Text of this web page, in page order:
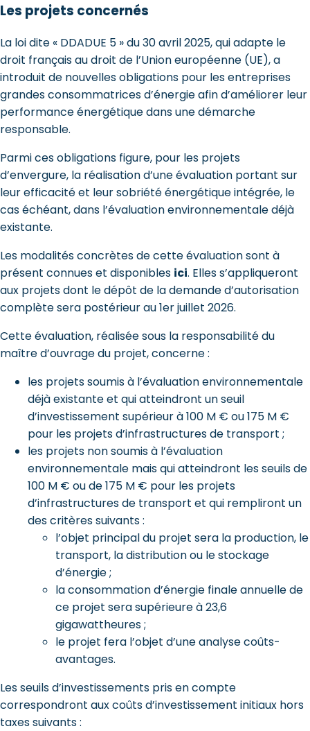
Les projets concernés
La loi dite « DDADUE 5 » du 30 avril 2025, qui adapte le
droit français au droit de l’Union européenne (UE), a
introduit de nouvelles obligations pour les entreprises
grandes consommatrices d’énergie afin d’améliorer leur
performance énergétique dans une démarche
responsable.
Parmi ces obligations figure, pour les projets
d’envergure, la réalisation d’une évaluation portant sur
leur efficacité et leur sobriété énergétique intégrée, le
cas échéant, dans l’évaluation environnementale déjà
existante.
Les modalités concrètes de cette évaluation sont à
présent connues et disponibles ici. Elles s’appliqueront
aux projets dont le dépôt de la demande d’autorisation
complète sera postérieur au 1er juillet 2026.
Cette évaluation, réalisée sous la responsabilité du
maître d’ouvrage du projet, concerne :
les projets soumis à l’évaluation environnementale
déjà existante et qui atteindront un seuil
d’investissement supérieur à 100 M € ou 175 M €
pour les projets d’infrastructures de transport ;
les projets non soumis à l’évaluation
environnementale mais qui atteindront les seuils de
100 M € ou de 175 M € pour les projets
d’infrastructures de transport et qui rempliront un
des critères suivants :
l’objet principal du projet sera la production, le
transport, la distribution ou le stockage
d’énergie ;
la consommation d’énergie finale annuelle de
ce projet sera supérieure à 23,6
gigawattheures ;
le projet fera l’objet d’une analyse coûts-
avantages.
Les seuils d’investissements pris en compte
correspondront aux coûts d’investissement initiaux hors
taxes suivants :